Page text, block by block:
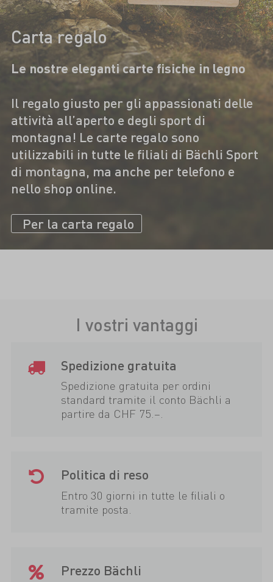
Carta regalo
Le nostre eleganti carte fisiche in legno
Il regalo giusto per gli appassionati delle
attività all’aperto e degli sport di
montagna! Le carte regalo sono
utilizzabili in tutte le filiali di Bächli Sport
di montagna, ma anche per telefono e
nello shop online.
Per la carta regalo
I vostri vantaggi
Spedizione gratuita
Spedizione gratuita per ordini
standard tramite il conto Bächli a
partire da CHF 75.–.
Politica di reso
Entro 30 giorni in tutte le filiali o
tramite posta.
Prezzo Bächli